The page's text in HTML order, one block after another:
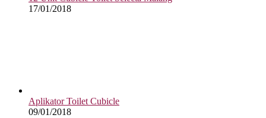
17/01/2018
Aplikator Toilet Cubicle
09/01/2018